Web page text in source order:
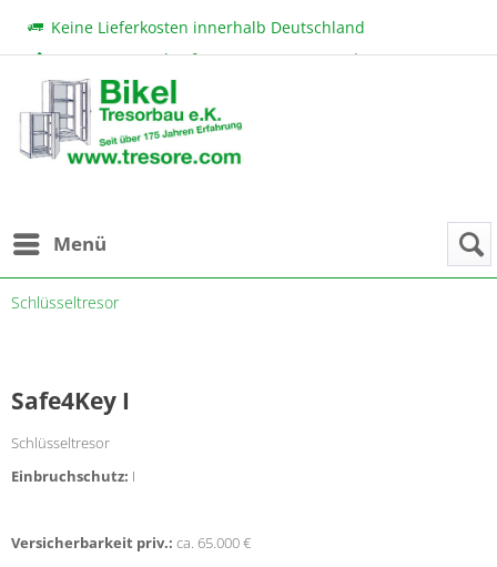
Keine Lieferkosten innerhalb Deutschland
Beratung & Verkauf:+49 (0) 7131 222 11|
bikel@tresore.com
Günstige Preise
Menü
Schlüsseltresor
Safe4Key I
Schlüsseltresor
Einbruchschutz: I
Versicherbarkeit priv.: ca. 65.000 €